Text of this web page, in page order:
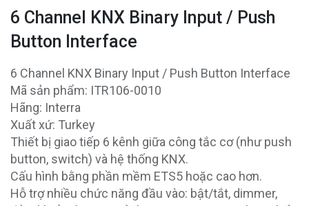
6 Channel KNX Binary Input / Push
Button Interface
6 Channel KNX Binary Input / Push Button Interface
Mã sản phẩm: ITR106-0010
Hãng: Interra
Xuất xứ: Turkey
Thiết bị giao tiếp 6 kênh giữa công tắc cơ (như push
button, switch) và hệ thống KNX.
Cấu hình bằng phần mềm ETS5 hoặc cao hơn.
Hỗ trợ nhiều chức năng đầu vào: bật/tắt, dimmer,